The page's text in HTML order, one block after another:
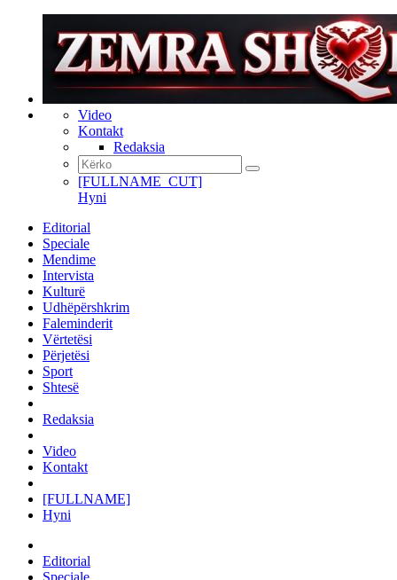
Video
Kontakt
Redaksia
[FULLNAME_CUT]
Hyni
Editorial
Speciale
Mendime
Intervista
Kulturë
Udhëpërshkrim
Faleminderit
Vërtetësi
Përjetësi
Sport
Shtesë
Redaksia
Video
Kontakt
[FULLNAME]
Hyni
Editorial
Speciale